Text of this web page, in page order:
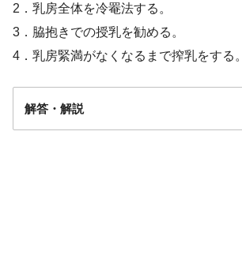
2．乳房全体を冷罨法する。
3．脇抱きでの授乳を勧める。
4．乳房緊満がなくなるまで搾乳をする。
解答・解説